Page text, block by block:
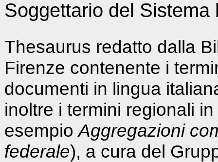
Soggettario del
Thesaurus redatto dalla
Firenze contenente i
documenti in lingua
inoltre i termini regionali
esempioAggregazioni
federale), a cura del